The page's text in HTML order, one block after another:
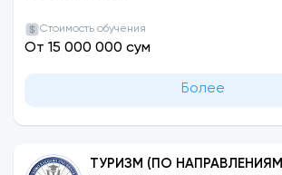
Стоимость обучения
От 15 000 000 сум
Более
ТУРИЗМ (ПО НАПРАВЛЕНИЯМ